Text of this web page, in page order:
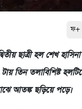
ফ+
ছাত্রী হল শেখ
তিন তলাবিশিষ্ট
আতঙ্ক ছড়িয়ে পড়ে।